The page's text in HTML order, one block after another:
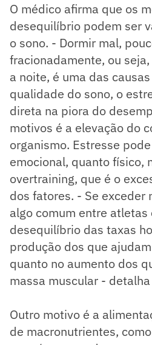
O médico afirma que os
desequilíbrio podem ser
o sono. - Dormir mal,
fracionadamente, ou
a noite, é uma das
qualidade do sono, o
direta na piora do
motivos é a elevação do
organismo. Estresse
emocional, quanto físico,
overtraining, que é o
dos fatores. - Se exceder
algo comum entre atletas
desequilíbrio das taxas
produção dos que
quanto no aumento dos
massa muscular -
Outro motivo é a
de macronutrientes,